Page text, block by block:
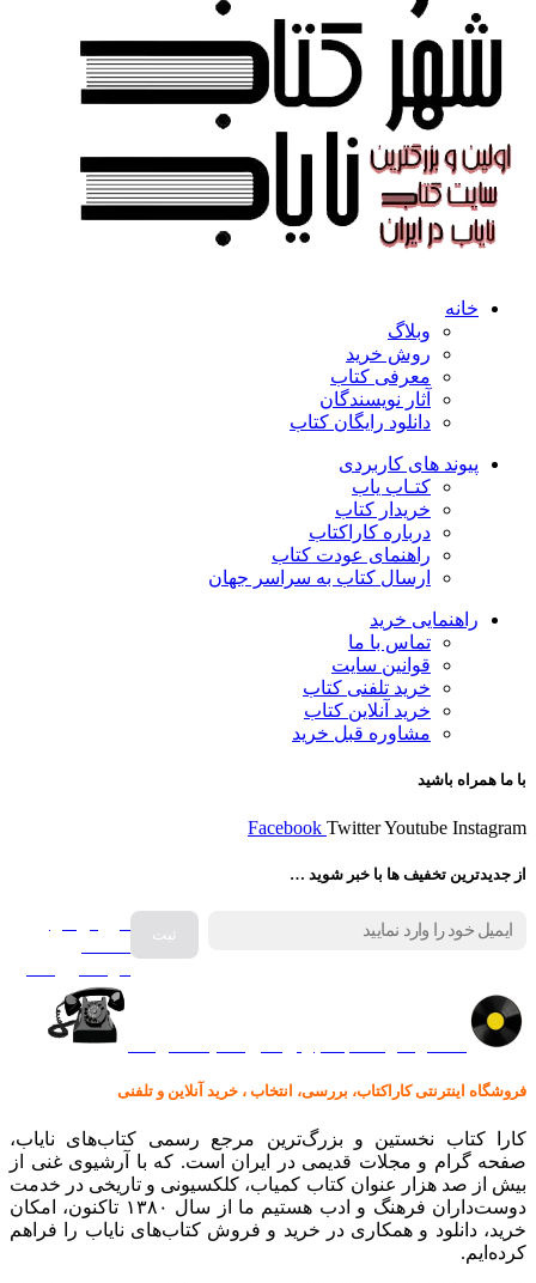
خانه
وبلاگ
روش خرید
معرفی کتاب
آثار نویسندگان
دانلود رایگان کتاب
پیوند های کاربردی
کتـاب یاب
خریدار کتاب
درباره کاراکتاب
راهنمای عودت کتاب
ارسال کتاب به سراسر جهان
راهنمایی خرید
تماس با ما
قوانین سایت
خرید تلفنی کتاب
خرید آنلاین کتاب
مشاوره قبل خرید
با ما همراه باشید
Facebook TwitterYoutube Instagram
از جدیدترین تخفیف ها با خبر شوید …
فروش انواع
فروشگاه اینترنتی کاراکتاب، بررسی، انتخاب ، خرید آنلاین و تلفنی
کارا کتاب نخستین و بزرگ‌ترین مرجع رسمی کتاب‌های نایاب،
صفحه گرام و مجلات قدیمی در ایران است. که با آرشیوی غنی از
بیش از صد هزار عنوان کتاب کمیاب، کلکسیونی و تاریخی در خدمت
دوست‌داران فرهنگ و ادب هستیم ما از سال ۱۳۸۰ تاکنون، امکان
خرید، دانلود و همکاری در خرید و فروش کتاب‌های نایاب را فراهم
کرده‌ایم.